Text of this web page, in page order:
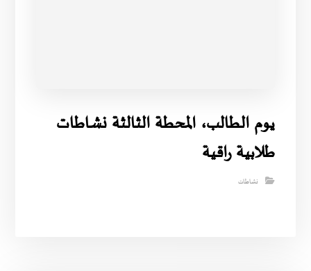
يوم الطالب، المحطة الثالثة نشاطات
طلابية راقية
نشاطات